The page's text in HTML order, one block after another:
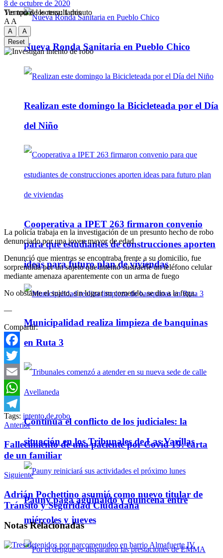
Nueva Ronda Sanitaria en Pueblo Chico
Realizan este domingo la Bicicleteada por el Día
del Niño
Cooperativa a IPET 263 firmaron convenio
para que estudiantes de construcciones aporten
ideas para futuro plan de viviendas
Municipalidad realiza limpieza de banquinas
en Ruta 3
Continúa el conflicto de los judiciales: la
situación en los Tribunales de Las Varillas
Pauny paga aguinaldo y quincena entre
miércoles y jueves
Ver todos los ressultados
8 de octubre de 2020
Tiempo de lectura: 1 minuto
A A
A
A
Reset
La policía trabaja en la investigación de un presunto hecho de robo
denunciado por una joven mayor de edad
Denunció que mientras se encontraba frente a su domicilio, fue
sorprendida por un sujeto que intentó sustraerle un teléfono celular
mediante amenaza aparentemente con un arma de fuego
No obstante el sujeto, sin lograr su cometido, se dio a la fuga.
—
Compartir:
Facebook
Twitter
Email
WhatsApp
Telegram
Tags: intento de robo
Anterior
Fallecimiento de una paciente por Covid 19: carta
de un familiar
Siguiente
Adrián Pochettino asumió como nuevo titular de
Tránsito y Seguridad Ciudadana
NotasRelacionadas